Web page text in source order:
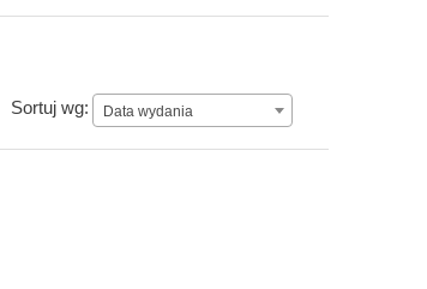
Sortuj wg: Data wydania
Data wydania